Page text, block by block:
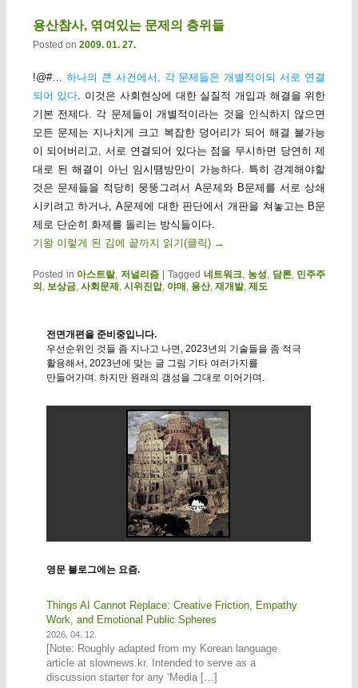
용산참사, 엮여있는 문제의 층위들
Posted on 2009. 01. 27.
!@#… 하나의 큰 사건에서, 각 문제들은 개별적이되 서로 연결
되어 있다. 이것은 사회현상에 대한 실질적 개입과 해결을 위한
기본 전제다. 각 문제들이 개별적이라는 것을 인식하지 않으면
모든 문제는 지나치게 크고 복잡한 덩어리가 되어 해결 불가능
이 되어버리고, 서로 연결되어 있다는 점을 무시하면 당연히 제
대로 된 해결이 아닌 임시땜방만이 가능하다. 특히 경계해야할
것은 문제들을 적당히 뭉뚱그려서 A문제와 B문제를 서로 상쇄
시키려고 하거나, A문제에 대한 판단에서 개판을 쳐놓고는 B문
제로 단순히 화제를 돌리는 방식들이다.
기왕 이렇게 된 김에 끝까지 읽기(클릭) →
Posted in 아스트랄,저널리즘 Tagged 네트워크, 농성, 담론, 민주주
의 , 보상금, 사회문제 , 시위진압, 야매 , 용산, 재개발, 제도
전면개편을 준비중입니다.
우선순위인 것들 좀 지나고 나면, 2023년의 기술들을 좀 적극
활용해서, 2023년에 맞는 글 그림 기타 여러가지를
만들어가며. 하지만 원래의 갬성을 그대로 이어가며.
영문 블로그에는 요즘.
Things AI Cannot Replace: Creative Friction, Empathy
Work, and Emotional Public Spheres
2026. 04. 12.
[Note: Roughly adapted from my Korean language
article at slownews.kr. Intended to serve as a
discussion starter for any ‘Media […]